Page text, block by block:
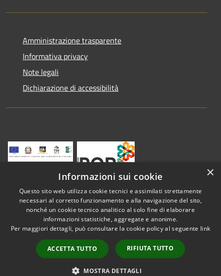
Amministrazione trasparente
Informativa privacy
Note legali
Dichiarazione di accessibilità
Accessibilità
Copyright © 2026 • Comune di
Vestenanova • Powered by
Municipium•
Accesso
redazione
×
Informazioni sui cookie
Questo sito web utilizza cookie tecnici e assimilati strettamente
necessari al corretto funzionamento e alla navigazione del sito,
nonché un cookie tecnico analitico al solo fine di elaborare
informazioni statistiche, aggregate e anonime.
Per maggiori dettagli, può consultare la cookie policy al seguente link
ACCETTA TUTTO RIFIUTA TUTTO
MOSTRA DETTAGLI